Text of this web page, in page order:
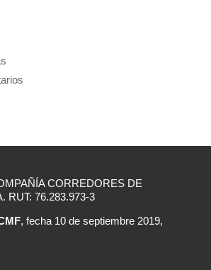
CORREDORES DE
RUT: 76.283.973-3
, fecha 10 de septiembre 2019,